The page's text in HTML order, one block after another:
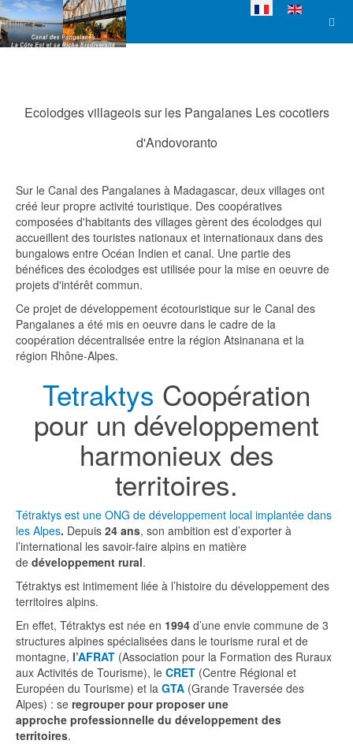
Sélectionnez votre
Ecolodges villageois sur les Pangalanes Les cocotiers
d'Andovoranto
Sur le Canal des Pangalanes à Madagascar, deux villages ont
créé leur propre activité touristique. Des coopératives
composées d'habitants des villages gèrent des écolodges qui
accueillent des touristes nationaux et internationaux dans des
bungalows entre Océan Indien et canal. Une partie des
bénéfices des écolodges est utilisée pour la mise en oeuvre de
projets d'intérêt commun.
Ce projet de développement écotouristique sur le Canal des
Pangalanes a été mis en oeuvre dans le cadre de la
coopération décentralisée entre la région Atsinanana et la
région Rhône-Alpes.
Tetraktys Coopération
pour un développement
harmonieux des
territoires.
Tétraktys est une ONG de développement local implantée dans
les Alpes. Depuis 24 ans, son ambition est d’exporter à
l’international les savoir-faire alpins en matière
de développement rural.
Tétraktys est intimement liée à l’histoire du développement des
territoires alpins.
En effet, Tétraktys est née en 1994 d’une envie commune de 3
structures alpines spécialisées dans le tourisme rural et de
montagne, l’AFRAT (Association pour la Formation des Ruraux
aux Activités de Tourisme), le CRET (Centre Régional et
Européen du Tourisme) et la GTA (Grande Traversée des
Alpes) : se regrouper pour proposer une
approche professionnelle du développement des
territoires.